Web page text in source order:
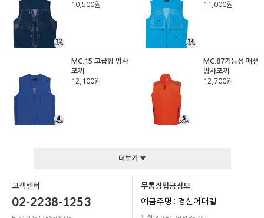
10,500원
11,000원
MC.15 고급형 망사
조끼
12,100원
MC.87기능성 패션
망사조끼
12,700원
더보기 ▼
고객센터
02-2238-1253
무통장입금정보
예금주명 : 경신어패럴